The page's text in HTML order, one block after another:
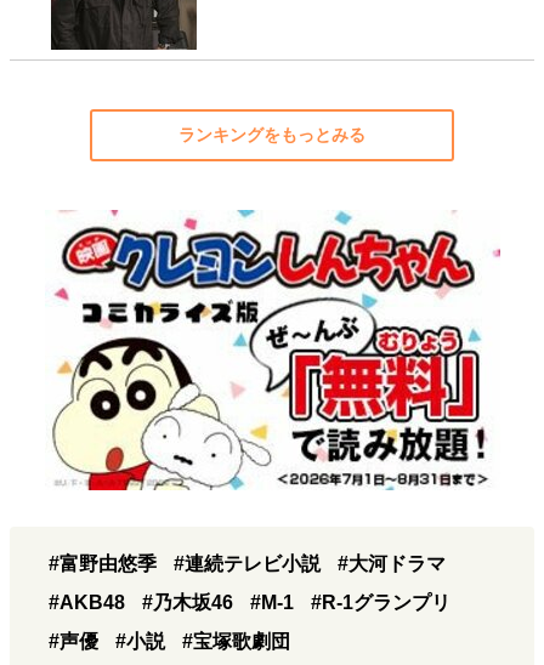
ランキングをもっとみる
#富野由悠季 #連続テレビ小説
#大河ドラマ
#AKB48
#乃木坂46 #M-1
#R-1グランプリ
#声優
#小説 #宝塚歌劇団